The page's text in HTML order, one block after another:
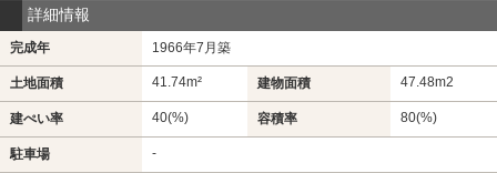
詳細情報
完成年 1966年7月築
土地面積 41.74m² 建物面積 47.48m2
建ぺい率 40(%) 容積率 80(%)
駐車場 -